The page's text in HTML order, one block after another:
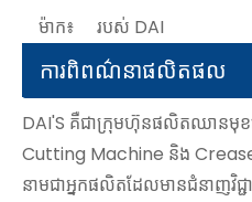
ម៉ាក៖
របស់ DAI
ការពិពណ៌នាផលិតផល
DAI'S គឺជាក្រុមហ៊ុនផលិតឈានមុខ
Cutting Machine និង
នាមជាអ្នកផលិតដែលមានជំនាញវិជ្ជ